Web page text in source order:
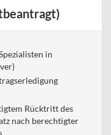
in
Rücktritt des
nach berechtigter